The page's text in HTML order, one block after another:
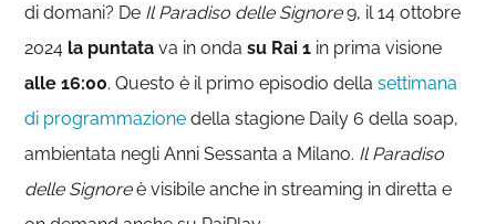
di domani? De Il Paradiso delle Signore9, il 14 ottobre
2024 la puntatava in ondasu Rai 1 in prima visione
alle 16:00. Questo è il primo episodio dellasettimana
di programmazione della stagione Daily 6 della soap,
ambientata negli Anni Sessanta a Milano. Il Paradiso
delle Signoreè visibile anche in streaming in diretta e